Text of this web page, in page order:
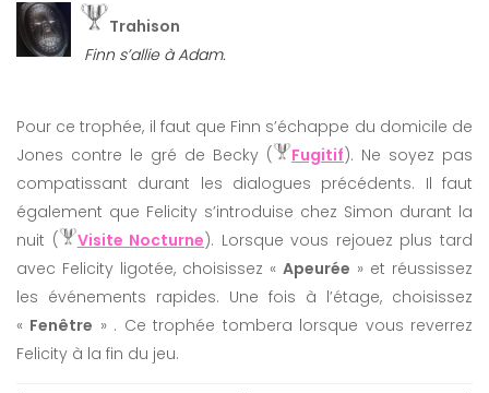
Trahison
Finn s’allie à Adam.
Pour ce trophée, il faut que Finn s’échappe du domicile de
Jones contre le gré de Becky (
Fugitif). Ne soyez pas
compatissant durant les dialogues précédents. Il faut
également que Felicity s’introduise chez Simon durant la
nuit (
Visite Nocturne). Lorsque vous rejouez plus tard
avec Felicity ligotée, choisissez « Apeurée » et réussissez
les événements rapides. Une fois à l’étage, choisissez
« Fenêtre » . Ce trophée tombera lorsque vous reverrez
Felicity à la fin du jeu.